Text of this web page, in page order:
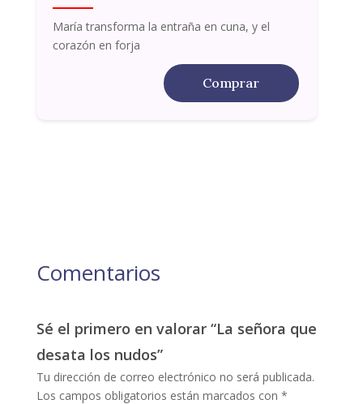
María transforma la entraña en cuna, y el
corazón en forja
Comprar
Comentarios
Sé el primero en valorar “La señora que
desata los nudos”
Tu dirección de correo electrónico no será publicada.
Los campos obligatorios están marcados con *